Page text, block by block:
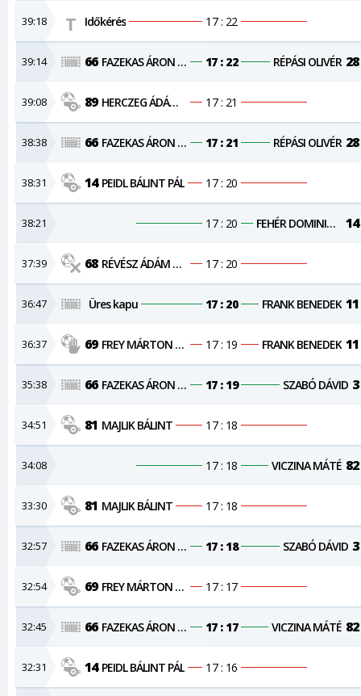
32:31 14 PEIDL BÁLINT PÁL 17 : 16
32:45 66 FAZEKAS ÁRON NÁNDOR 17 : 17 VICZINA MÁTÉ 82
32:54 69 FREY MÁRTON SÁNDOR 17 : 17
32:57 66 FAZEKAS ÁRON NÁNDOR 17 : 18 SZABÓ DÁVID 3
33:30 81 MAJLIK BÁLINT 17 : 18
34:08 17 : 18 VICZINA MÁTÉ 82
34:51 81 MAJLIK BÁLINT 17 : 18
35:38 66 FAZEKAS ÁRON NÁNDOR 17 : 19 SZABÓ DÁVID 3
36:37 69 FREY MÁRTON SÁNDOR 17 : 19 FRANK BENEDEK 11
36:47 Üres kapu 17 : 20 FRANK BENEDEK 11
37:39 68 RÉVÉSZ ÁDÁM VILMOS 17 : 20
38:21 17 : 20 FEHÉR DOMINIK JÓZSEF 14
38:31 14 PEIDL BÁLINT PÁL 17 : 20
38:38 66 FAZEKAS ÁRON NÁNDOR 17 : 21 RÉPÁSI OLIVÉR 28
39:08 89 HERCZEG ÁDÁM VIKTOR 17 : 21
39:14 66 FAZEKAS ÁRON NÁNDOR 17 : 22 RÉPÁSI OLIVÉR 28
39:18 Időkérés 17 : 22